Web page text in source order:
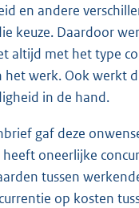
en andere
keuze. Daardoor
altijd met het type
het werk. Ook werkt
in de hand.
gaf deze
heeft oneerlijke
tussen
op kosten